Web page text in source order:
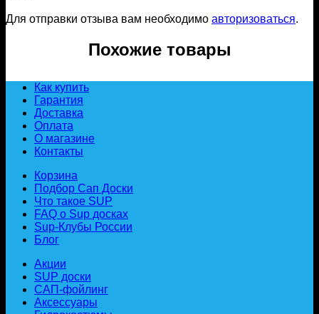
Для отправки отзыва вам необходимо авторизоваться.
Похожие товары
Как купить
Гарантия
Доставка
Оплата
О магазине
Контакты
Корзина
Подбор Сап Доски
Что такое SUP
FAQ о Sup досках
Sup-Клубы России
Блог
Акции
SUP доски
САП-фойлинг
Аксессуары